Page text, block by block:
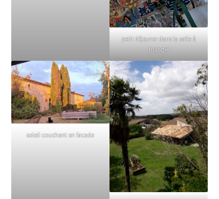
petit déjeuner dans la salle à
manger
soleil couchant en facade